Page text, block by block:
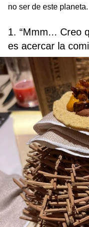
no ser de este planeta.
1. “Mmm... Creo
es acercar la